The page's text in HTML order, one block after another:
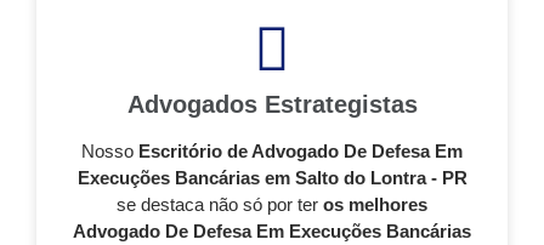
Advogados Estrategistas
Nosso Escritório de Advogado De Defesa Em
Execuções Bancárias em Salto do Lontra - PR
se destaca não só por ter os melhores
Advogado De Defesa Em Execuções Bancárias